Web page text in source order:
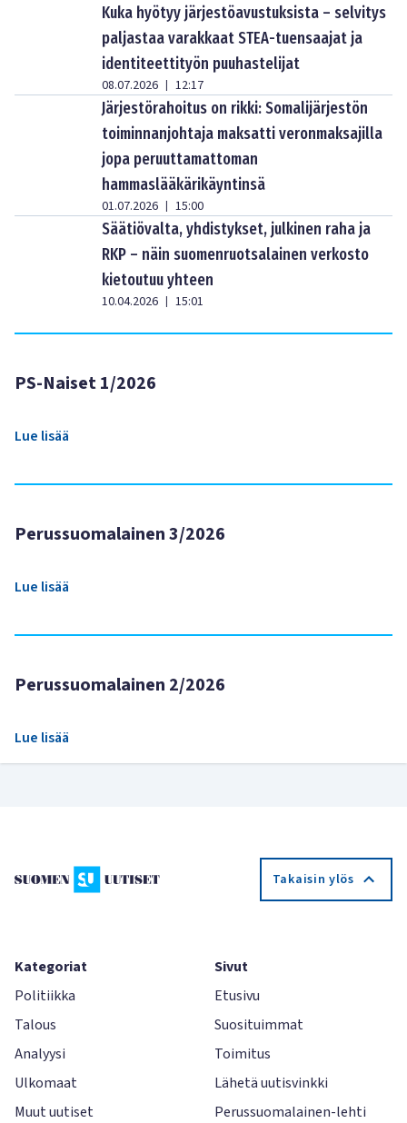
Kuka hyötyy järjestöavustuksista – selvitys
paljastaa varakkaat STEA-tuensaajat ja
identiteettityön puuhastelijat
08.07.2026 | 12:17
Järjestörahoitus on rikki: Somalijärjestön
toiminnanjohtaja maksatti veronmaksajilla
jopa peruuttamattoman
hammaslääkärikäyntinsä
01.07.2026 | 15:00
Säätiövalta, yhdistykset, julkinen raha ja
RKP – näin suomenruotsalainen verkosto
kietoutuu yhteen
10.04.2026 | 15:01
PS-Naiset 1/2026
Lue lisää
Perussuomalainen 3/2026
Lue lisää
Perussuomalainen 2/2026
Lue lisää
Takaisin ylös
Kategoriat
Politiikka
Talous
Analyysi
Ulkomaat
Muut uutiset
Sivut
Etusivu
Suosituimmat
Toimitus
Lähetä uutisvinkki
Perussuomalainen-lehti